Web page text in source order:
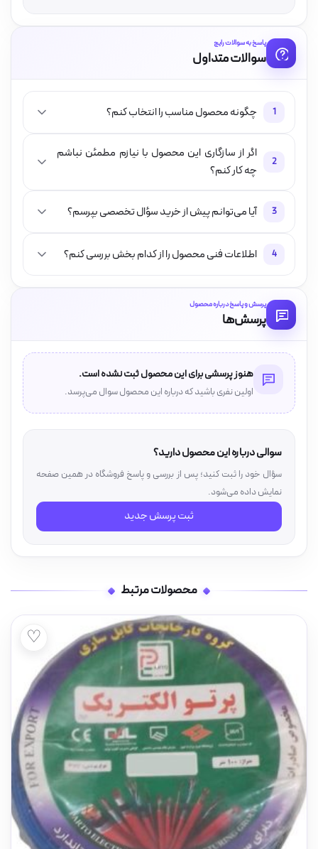
پاسخ به سوالات رایج
سوالات متداول
1 چگونه محصول مناسب را انتخاب کنم؟
2
اگر از سازگاری این محصول با نیازم مطمئن نباشم
چه کار کنم؟
3 آیا می‌توانم پیش از خرید سؤال تخصصی بپرسم؟
4 اطلاعات فنی محصول را از کدام بخش بررسی کنم؟
پرسش و پاسخ درباره محصول
پرسش‌ها
هنوز پرسشی برای این محصول ثبت نشده است.
اولین نفری باشید که درباره این محصول سوال می‌پرسد.
سوالی درباره این محصول دارید؟
سؤال خود را ثبت کنید؛ پس از بررسی و پاسخ فروشگاه در همین صفحه
نمایش داده می‌شود.
ثبت پرسش جدید
محصولات مرتبط
♡